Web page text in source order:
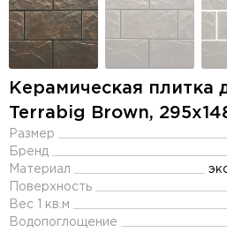
Керамическая плитка
Terrabig Brown,
Размер
Бренд
Материал
Поверхность
Вес 1 кв.м
Водопоглощение